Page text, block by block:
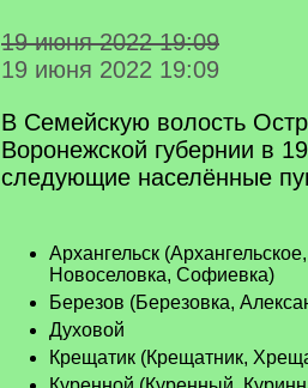
19 июня 2022 19:09
19 июня 2022 19:09
В Семейскую волость
Воронежской губернии в
следующие населённые
Архангельск
Новоселовка, Софиевка)
Березов (Березовка,
Духовой
Крещатик (Крещатник,